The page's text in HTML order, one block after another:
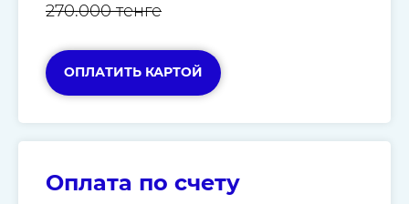
270.000 тенге
ОПЛАТИТЬ КАРТОЙ
Оплата по счету